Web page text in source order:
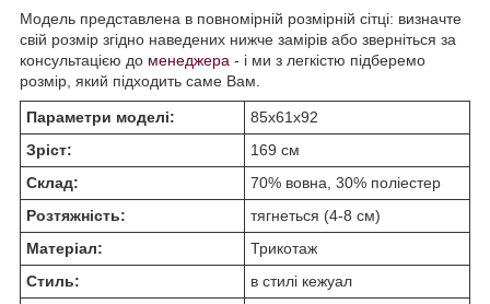
Модель представлена в повномірній розмірній сітці: визначте
свій розмір згідно наведених нижче замірів або зверніться за
консультацією до менеджера - і ми з легкістю підберемо
розмір, який підходить саме Вам.
Параметри моделі:
85х61х92
Зріст:
169 см
Склад:
70% вовна, 30% поліестер
Розтяжність:
тягнеться (4-8 см)
Матеріал:
Трикотаж
Стиль:
в стилі кежуал